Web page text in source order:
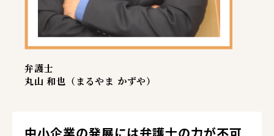
弁護士
丸山 和也（まるやま かずや）
中小企業の発展には弁護士の力が不可